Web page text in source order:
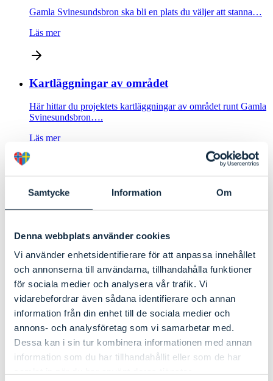
Samtycke Information Om
Denna webbplats använder cookies
Vi använder enhetsidentifierare för att anpassa innehållet
och annonserna till användarna, tillhandahålla funktioner
för sociala medier och analysera vår trafik. Vi
vidarebefordrar även sådana identifierare och annan
information från din enhet till de sociala medier och
annons- och analysföretag som vi samarbetar med.
Dessa kan i sin tur kombinera informationen med annan
information som du har tillhandahållit eller som de har
Gamla Svinesundsbron ska bli en plats du väljer att stanna…
Läs mer
Kartläggningar av området
Här hittar du projektets kartläggningar av området runt Gamla
Svinesundsbron….
Läs mer
Resultat från visionsomröstningen
Två visionsalternativ har tagits fram för hur området vid
Arbetsmöte 8 april 2025
Hur kan området runt gamla Svinesundsbron utvecklas till ett
hållbart…
Läs mer